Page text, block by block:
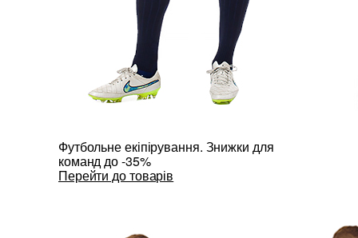
Футбольне екіпірування. Знижки для
команд до -35%
Перейти до товарів